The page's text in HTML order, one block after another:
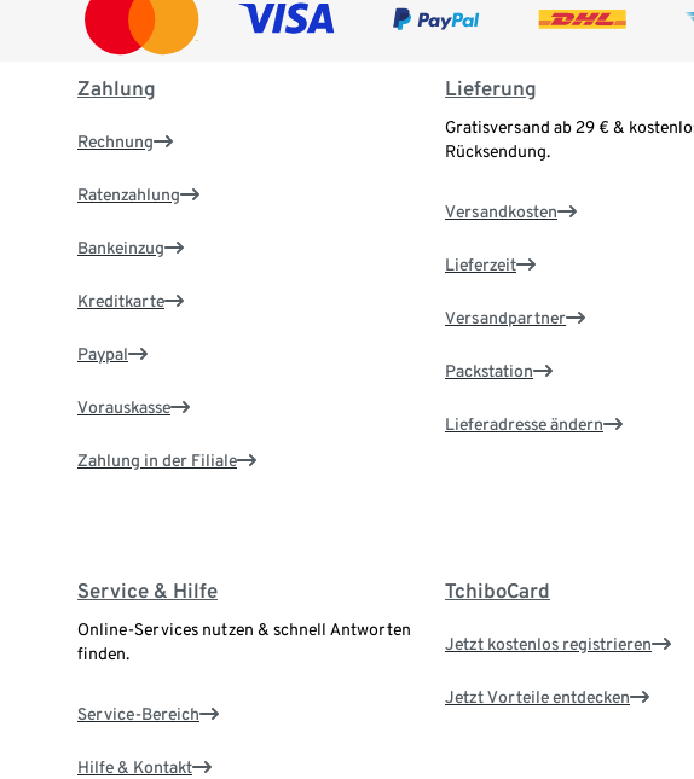
Zahlung
Rechnung
Ratenzahlung
Bankeinzug
Kreditkarte
Paypal
Vorauskasse
Zahlung in der Filiale
Lieferung
Gratisversand ab 29 € &
Rücksendung.
Versandkosten
Lieferzeit
Versandpartner
Packstation
Lieferadresse ändern
Service & Hilfe
Online-Services nutzen & schnell Antworten
finden.
Service-Bereich
Hilfe & Kontakt
TchiboCard
Jetzt kostenlos registrieren
Jetzt Vorteile entdecken